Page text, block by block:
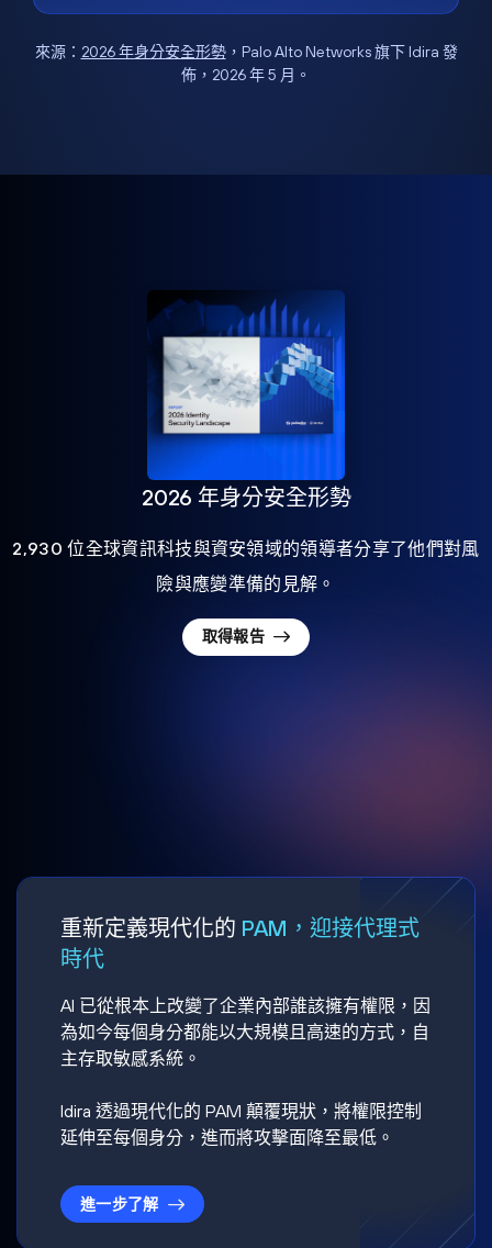
來源： 2026 年身分安全形勢，Palo Alto Networks 旗下 Idira 發
佈，2026 年 5 月。
2026 年身分安全形勢
2,930 位全球資訊科技與資安領域的領導者分享了他們對風
險與應變準備的見解。
取得報告
重新定義現代化的 PAM，迎接代理式
時代
AI 已從根本上改變了企業內部誰該擁有權限，因
為如今每個身分都能以大規模且高速的方式，自
主存取敏感系統。
Idira 透過現代化的 PAM 顛覆現狀，將權限控制
延伸至每個身分，進而將攻擊面降至最低。
進一步了解